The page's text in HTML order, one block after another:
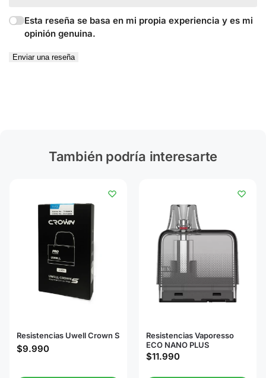
Esta reseña se basa en mi propia experiencia y es mi
opinión genuina.
Enviar una reseña
También podría interesarte
Resistencias Uwell Crown S
$9.990
Resistencias Vaporesso
ECO NANO PLUS
$11.990